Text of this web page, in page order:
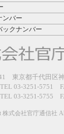
ンバー
ックナンバー
東京都千代田区
03-3251-5751
03-3251-5755
株式会社官庁通信社 All